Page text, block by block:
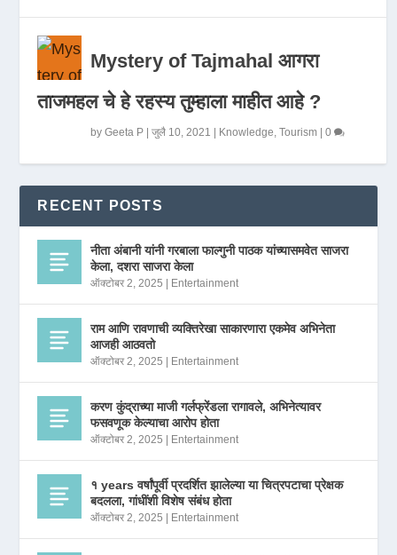
Mystery of Tajmahal आगरा
ताजमहल चे हे रहस्य तुम्हाला माहीत आहे ?
byGeeta P |जुलै 10, 2021 Knowledge,Tourism |0
RECENT POSTS
नीता अंबानी यांनी गरबाला फाल्गुनी पाठक यांच्यासमवेत साजरा
केला, दशरा साजरा केला
ऑक्टोबर 2, 2025 Entertainment
राम आणि रावणाची व्यक्तिरेखा साकारणारा एकमेव अभिनेता
आजही आठवतो
ऑक्टोबर 2, 2025 Entertainment
करण कुंद्राच्या माजी गर्लफ्रेंडला रागावले, अभिनेत्यावर
फसवणूक केल्याचा आरोप होता
ऑक्टोबर 2, 2025 Entertainment
१ years वर्षांपूर्वी प्रदर्शित झालेल्या या चित्रपटाचा प्रेक्षक
बदलला, गांधींशी विशेष संबंध होता
ऑक्टोबर 2, 2025 Entertainment